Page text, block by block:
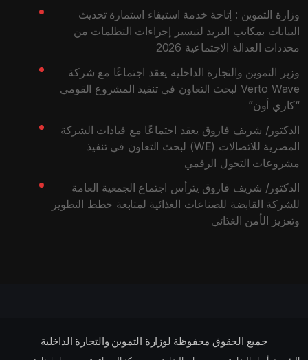
وزارة التموين : إتاحة خدمة استيفاء استمارة تحديث
البيانات بمكاتب البريد لتيسير إجراءات التظلمات من
محددات العدالة الاجتماعية 2026
وزير التموين والتجارة الداخلية يعقد اجتماعًا مع شركة
Verto Wave لبحث التعاون في تنفيذ المشروع القومي
“كاري أون”
الدكتور/ شريف فاروق يعقد اجتماعًا مع قيادات الشركة
المصرية للاتصالات (WE) لبحث التعاون في تنفيذ
مشروعات التحول الرقمي
الدكتور/ شريف فاروق يترأس اجتماع الجمعية العامة
للشركة القابضة للصناعات الغذائية لمتابعة خطط التطوير
وتعزيز الأمن الغذائي
جميع الحقوق محفوظة لوزارة التموين والتجارة الداخلية